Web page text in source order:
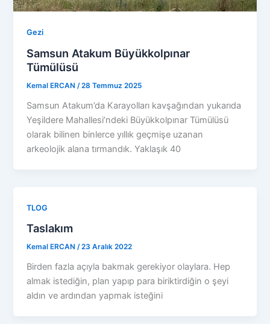
Gezi
Samsun Atakum Büyükkolpınar
Tümülüsü
Kemal ERCAN/28 Temmuz 2025
Samsun Atakum’da Karayolları kavşağından yukarıda
Yeşildere Mahallesi’ndeki Büyükkolpınar Tümülüsü
olarak bilinen binlerce yıllık geçmişe uzanan
arkeolojik alana tırmandık. Yaklaşık 40
TLOG
Taslakım
Kemal ERCAN/23 Aralık 2022
Birden fazla açıyla bakmak gerekiyor olaylara. Hep
almak istediğin, plan yapıp para biriktirdiğin o şeyi
aldın ve ardından yapmak isteğini